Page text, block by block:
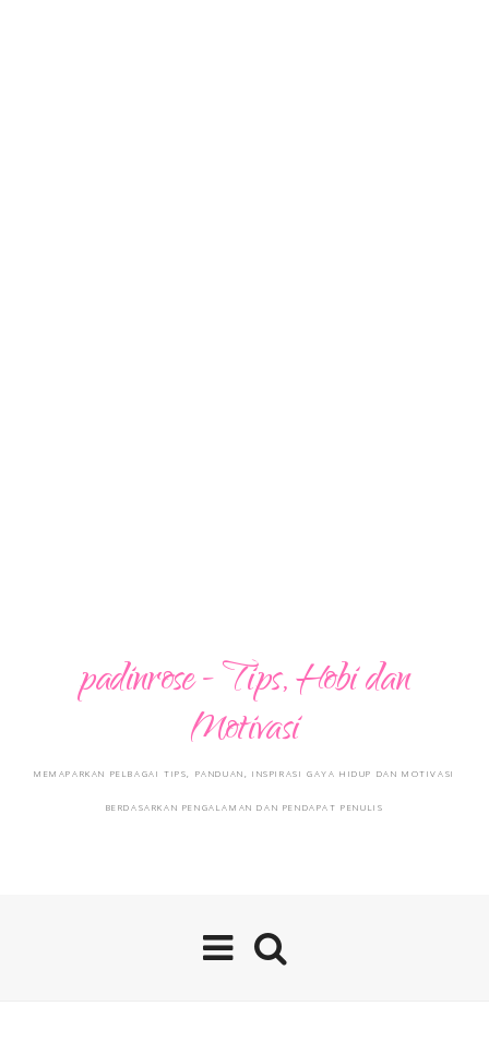
padinrose - Tips, Hobi dan
Motivasi
MEMAPARKAN PELBAGAI TIPS, PANDUAN, INSPIRASI GAYA HIDUP DAN MOTIVASI
BERDASARKAN PENGALAMAN DAN PENDAPAT PENULIS